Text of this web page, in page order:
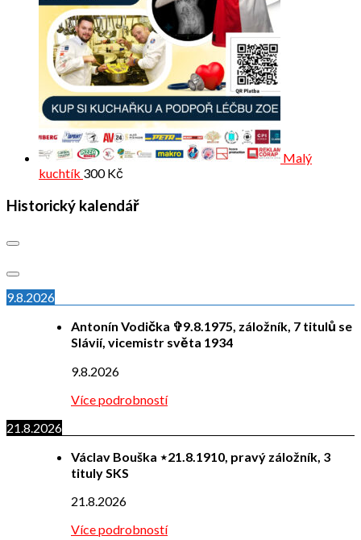
Malý
kuchtík 300Kč
Historický kalendář
9.8.2026
Antonín Vodička ✞9.8.1975, záložník, 7 titulů se
Slávií, vicemistr světa 1934
9.8.2026
Více podrobností
21.8.2026
Václav Bouška ⋆21.8.1910, pravý záložník, 3
tituly SKS
21.8.2026
Více podrobností